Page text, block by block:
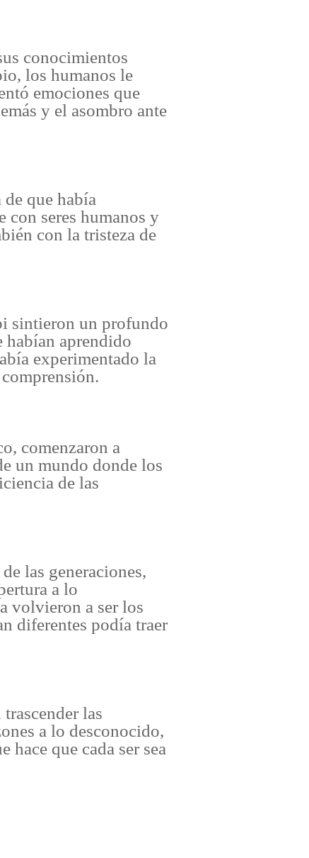
conocimientos
los humanos le
emociones que
y el asombro ante
que había
con seres humanos y
con la tristeza de
sintieron un profundo
habían aprendido
experimentado la
comenzaron a
un mundo donde los
de las
las generaciones,
a lo
volvieron a ser los
diferentes podía traer
las
a lo desconocido,
que cada ser sea